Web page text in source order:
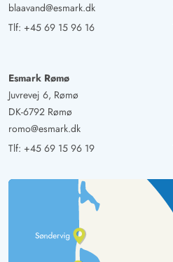
blaavand@esmark.dk
Tlf: +45 69 15 96 16
Esmark Rømø
Juvrevej 6, Rømø
DK-6792 Rømø
romo@esmark.dk
Tlf: +45 69 15 96 19